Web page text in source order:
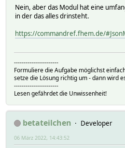
Nein, aber das Modul hat eine
in der das alles drinsteht.
https://commandref.fhem.de/
-----------------------
Formuliere die Aufgabe möglichst
setze die Lösung richtig um - dann wird
-----------------------
Lesen gefährdet die Unwissenheit!
betateilchen
Developer
06 März 2022, 14:43:52